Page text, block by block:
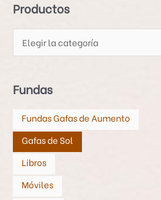
Productos
u
s
Fundas
Fundas Gafas de Aumento
Gafas de Sol
Libros
Móviles